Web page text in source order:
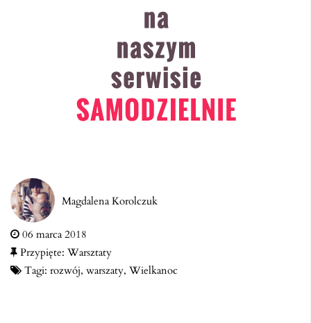
Magdalena Korolczuk
06 marca 2018
Przypięte: Warsztaty
Tagi: rozwój, warszaty, Wielkanoc